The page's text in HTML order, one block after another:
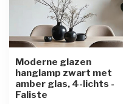
Moderne glazen
hanglamp zwart met
amber glas, 4-lichts -
Faliste